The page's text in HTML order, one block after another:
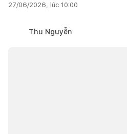
27/06/2026, lúc 10:00
Thu Nguyễn